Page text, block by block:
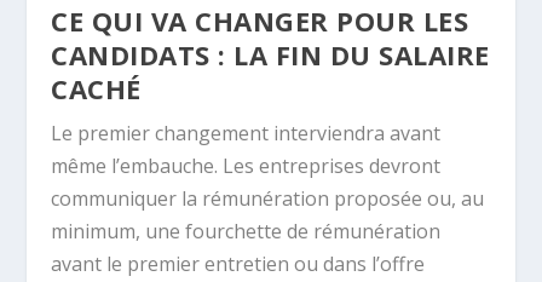
CE QUI VA CHANGER POUR LES
CANDIDATS : LA FIN DU SALAIRE
CACHÉ
Le premier changement interviendra avant
même l’embauche. Les entreprises devront
communiquer la rémunération proposée ou, au
minimum, une fourchette de rémunération
avant le premier entretien ou dans l’offre